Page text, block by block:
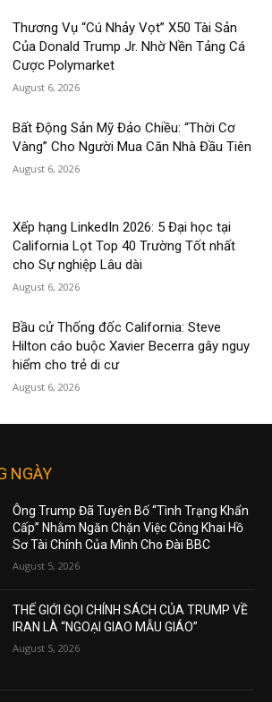
Thương Vụ “Cú Nhảy Vọt” X50 Tài Sản
Của Donald Trump Jr. Nhờ Nền Tảng Cá
Cược Polymarket
August 6, 2026
Bất Động Sản Mỹ Đảo Chiều: “Thời Cơ
Vàng” Cho Người Mua Căn Nhà Đầu Tiên
August 6, 2026
Xếp hạng LinkedIn 2026: 5 Đại học tại
California Lọt Top 40 Trường Tốt nhất
cho Sự nghiệp Lâu dài
August 6, 2026
Bầu cử Thống đốc California: Steve
Hilton cáo buộc Xavier Becerra gây nguy
hiểm cho trẻ di cư
August 6, 2026
NGÀY
Ông Trump Đã Tuyên Bố “Tình Trạng Khẩn
Cấp” Nhằm Ngăn Chặn Việc Công Khai Hồ
Sơ Tài Chính Của Mình Cho Đài BBC
August 5, 2026
THẾ GIỚI GỌI CHÍNH SÁCH CỦA TRUMP VỀ
IRAN LÀ “NGOẠI GIAO MẪU GIÁO”
August 5, 2026